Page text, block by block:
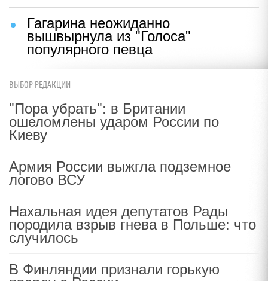
Гагарина неожиданно
вышвырнула из "Голоса"
популярного певца
ВЫБОР РЕДАКЦИИ
"Пора убрать": в Британии
ошеломлены ударом России по
Киеву
Армия России выжгла подземное
логово ВСУ
Нахальная идея депутатов Рады
породила взрыв гнева в Польше: что
случилось
В Финляндии признали горькую